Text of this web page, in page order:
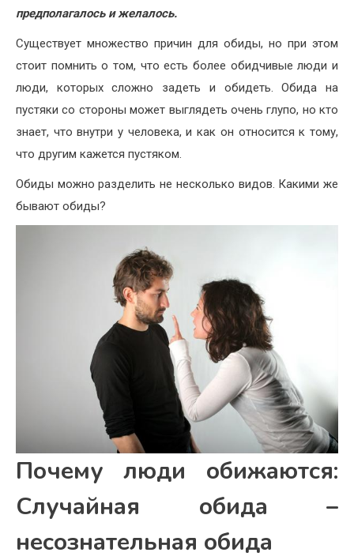
предполагалось и желалось.
Существует множество причин для обиды, но при этом
стоит помнить о том, что есть более обидчивые люди и
люди, которых сложно задеть и обидеть. Обида на
пустяки со стороны может выглядеть очень глупо, но кто
знает, что внутри у человека, и как он относится к тому,
что другим кажется пустяком.
Обиды можно разделить не несколько видов. Какими же
бывают обиды?
Почему люди обижаются:
Случайная обида –
несознательная обида